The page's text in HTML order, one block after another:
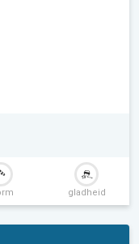
gladheid